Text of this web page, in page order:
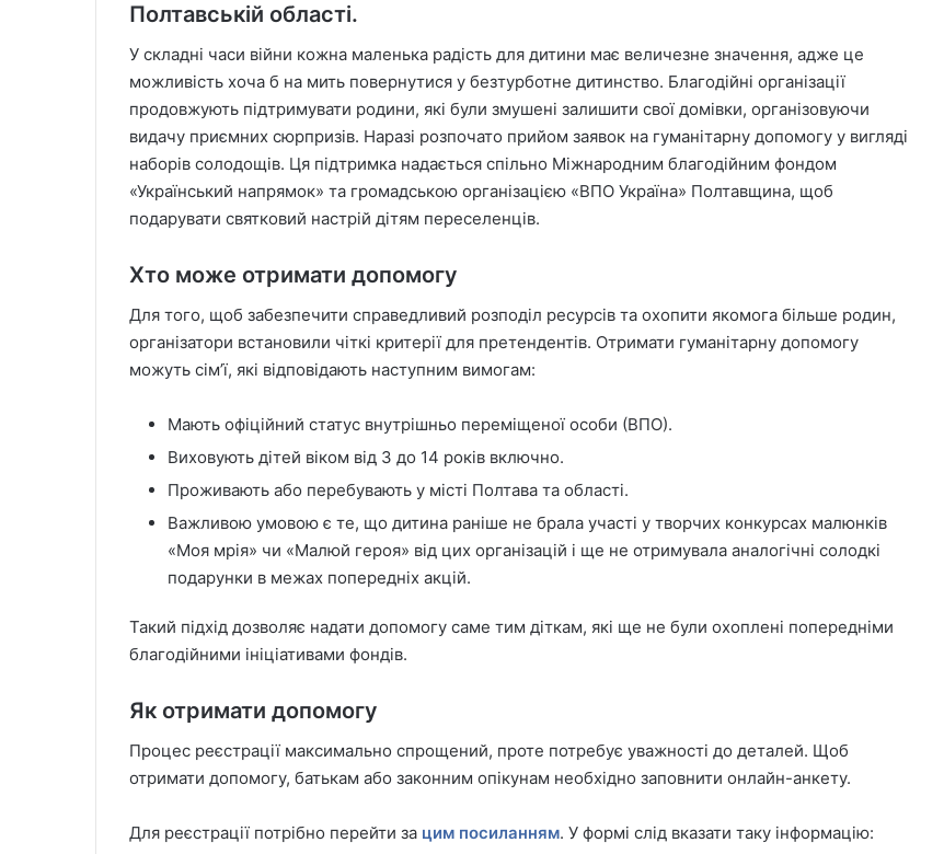
Полтавській області.
У складні часи війни кожна маленька радість для дитини має величезне значення, адже це
можливість хоча б на мить повернутися у безтурботне дитинство. Благодійні організації
продовжують підтримувати родини, які були змушені залишити свої домівки, організовуючи
видачу приємних сюрпризів. Наразі розпочато прийом заявок на гуманітарну допомогу у вигляді
наборів солодощів. Ця підтримка надається спільно Міжнародним благодійним фондом
«Український напрямок» та громадською організацією «ВПО Україна» Полтавщина, щоб
подарувати святковий настрій дітям переселенців.
Хто може отримати допомогу
Для того, щоб забезпечити справедливий розподіл ресурсів та охопити якомога більше родин,
організатори встановили чіткі критерії для претендентів. Отримати гуманітарну допомогу
можуть сім’ї, які відповідають наступним вимогам:
Мають офіційний статус внутрішньо переміщеної особи (ВПО).
Виховують дітей віком від 3 до 14 років включно.
Проживають або перебувають у місті Полтава та області.
Важливою умовою є те, що дитина раніше не брала участі у творчих конкурсах малюнків
«Моя мрія» чи «Малюй героя» від цих організацій і ще не отримувала аналогічні солодкі
подарунки в межах попередніх акцій.
Такий підхід дозволяє надати допомогу саме тим діткам, які ще не були охоплені попередніми
благодійними ініціативами фондів.
Як отримати допомогу
Процес реєстрації максимально спрощений, проте потребує уважності до деталей. Щоб
отримати допомогу, батькам або законним опікунам необхідно заповнити онлайн-анкету.
Для реєстрації потрібно перейти за цим посиланням. У формі слід вказати таку інформацію: